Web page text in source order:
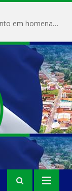
Prefeitura de Magalhães Barata realiza evento em homenagem ao Dia Internacional da Mulher